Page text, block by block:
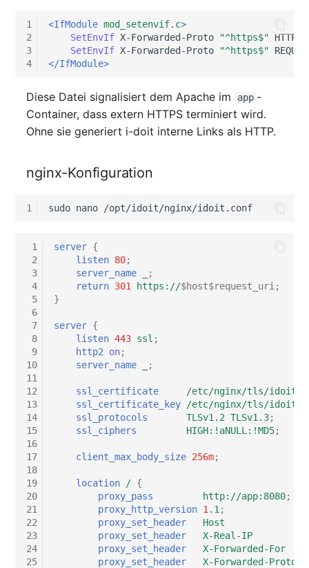
Servicezuweisung
SIM
Slots
Softwarezuweisung
Stammdaten
Stromverbraucher
Version
Vertragszuweisung
1
2
3
4
<IfModule mod_setenvif.c>
SetEnvIf X-Forwarded-Proto
"^https$"
SetEnvIf X-Forwarded-Proto
"^https$"
</IfModule>
Diese Datei signalisiert dem Apache im app -
Container, dass extern HTTPS terminiert wird.
Ohne sie generiert i-doit interne Links als HTTP.
nginx-Konfiguration
1 sudo nano
1
2
3
4
5
6
7
8
9
10
11
12
13
14
15
16
17
18
19
20
21
22
23
24
25
server {
listen 80;
server_name
;
return 301 https://$host$request_uri ;
}
server {
listen 443 ssl ;
http2
on;
server_name
;
ssl_certificate
/etc/nginx/tls/
ssl_certificate_key
/etc/nginx/tls/
ssl_protocols
TLSv1.2 TLSv1.3;
ssl_ciphers
HIGH:!aNULL:!MD5;
client_max_body_size 256m;
location / {
proxy_pass
http://app:8080;
proxy_http_version 1 .1 ;
proxy_set_header
Host
proxy_set_header
X-Real-IP
proxy_set_header
X-Forwarded-For
proxy_set_header
X-Forwarded-Proto